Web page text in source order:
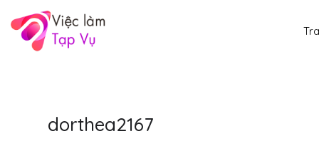
dorthea2167